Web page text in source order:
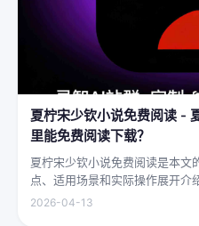
夏柠宋少钦小说免费阅读 -
里能免费阅读下载？
夏柠宋少钦小说免费阅读是本文
点、适用场景和实际操作展开介
透过梧桐树叶的缝隙，洒在少女
2026-04-13